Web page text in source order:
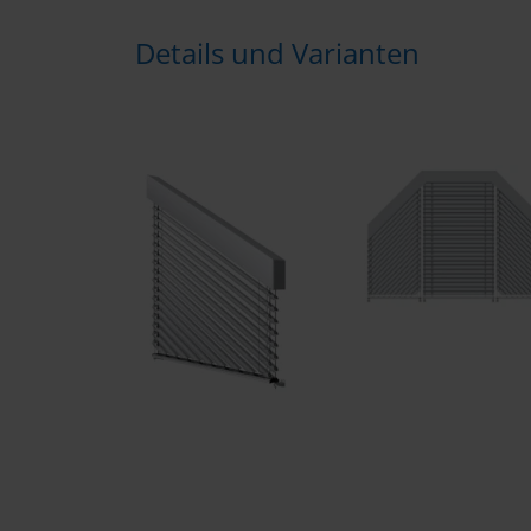
Details und Varianten